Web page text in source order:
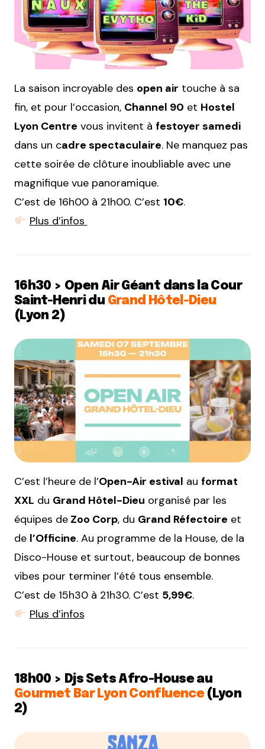
La saison incroyable des open air touche à sa
fin, et pour l’occasion, Channel 90 et Hostel
Lyon Centre vous invitent à festoyer samedi
dans un cadre spectaculaire. Ne manquez pas
cette soirée de clôture inoubliable avec une
magnifique vue panoramique.
C’est de 16h00 à 21h00. C’est 10€.
Plus d’infos
16h30 > Open Air Géant dans la Cour
Saint-Henri du Grand Hôtel-Dieu
(Lyon 2)
C’est l’heure de l’Open-Air estival au format
XXL du Grand Hôtel-Dieu organisé par les
équipes de Zoo Corp, du Grand Réfectoire et
de l’Officine. Au programme de la House, de la
Disco-House et surtout, beaucoup de bonnes
vibes pour terminer l’été tous ensemble.
C’est de 15h30 à 21h30. C’est 5,99€.
Plus d’infos
18h00 > Djs Sets Afro-House au
Gourmet Bar Lyon Confluence(Lyon
2)